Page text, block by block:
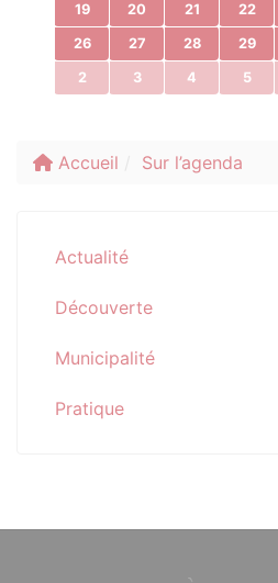
19 20 21 22
26 27 28 29
2 3 4 5
Accueil Sur l’agenda
Actualité
Découverte
Municipalité
Pratique